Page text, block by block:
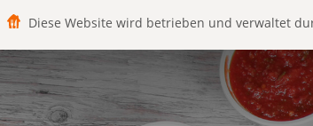
Diese Website wird betrieben und verwaltet